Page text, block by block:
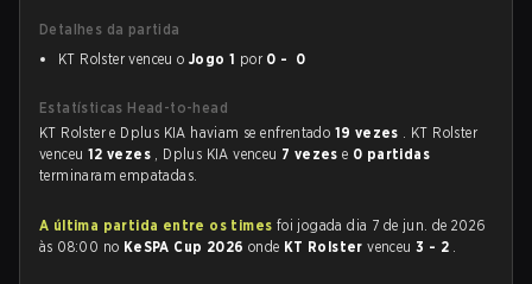
Detalhes da partida
KT Rolster venceu o Jogo 1 por 0 - 0
Estatísticas Head-to-head
KT Rolster e Dplus KIA haviam se enfrentado 19 vezes . KT Rolster
venceu 12 vezes , Dplus KIA venceu 7 vezese 0 partidas
terminaram empatadas.
A última partida entre os times foi jogada dia 7 de jun. de 2026
às 08:00 no KeSPA Cup 2026 onde KT Rolstervenceu3 - 2 .